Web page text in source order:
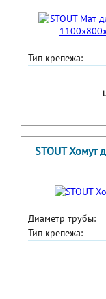
Тип крепежа:
STOUT Хомут
Диаметр трубы:
Тип крепежа: